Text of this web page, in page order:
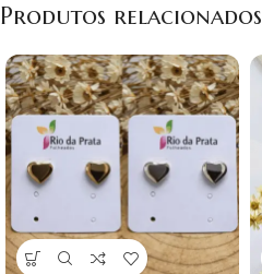
Produtos relacionados